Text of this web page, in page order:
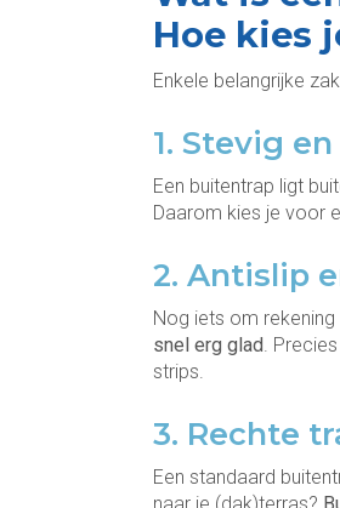
Hoe kies
Enkele belangrijke
1. Stevig
Een buitentrap ligt
Daarom kies je voor
2. Antislip
Nog iets om
snel erg glad.
strips.
3. Rechte
Een standaard